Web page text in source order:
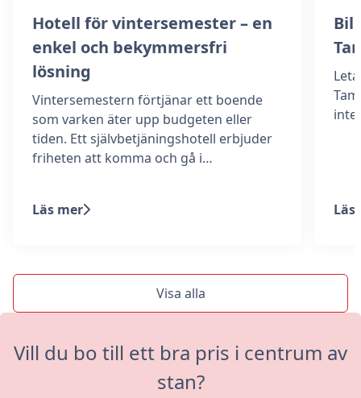
Hotell för vintersemester – en
enkel och bekymmersfri
lösning
Vintersemestern förtjänar ett boende
som varken äter upp budgeten eller
tiden. Ett självbetjäningshotell erbjuder
friheten att komma och gå i…
Läs mer
inte
Läs
Visa alla
Vill du bo till ett bra pris i centrum av
stan?